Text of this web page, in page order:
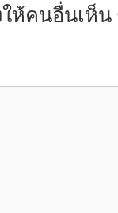
ห้คนอื่นเห็น